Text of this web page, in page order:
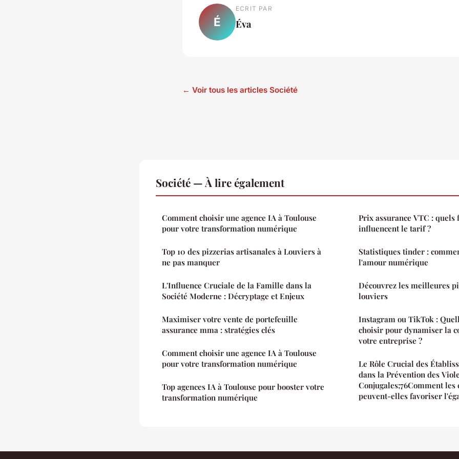
É
ECRIT PAR
Éva
← Voir tous les articles Société
Société — À lire également
Comment choisir une agence IA à Toulouse
pour votre transformation numérique
Top 10 des pizzerias artisanales à Louviers à
ne pas manquer
L'Influence Cruciale de la Famille dans la
Société Moderne : Décryptage et Enjeux
Maximiser votre vente de portefeuille
assurance mma : stratégies clés
Comment choisir une agence IA à Toulouse
pour votre transformation numérique
Top agences IA à Toulouse pour booster votre
transformation numérique
Prix assurance VTC : quels
influencent le tarif ?
Statistiques tinder :
l'amour numérique
Découvrez les meilleures
louviers
Instagram ou TikTok :
choisir pour dynamiser la
votre entreprise ?
Le Rôle Crucial des
dans la Prévention des
Conjugales;76Comment
peuvent-elles favoriser